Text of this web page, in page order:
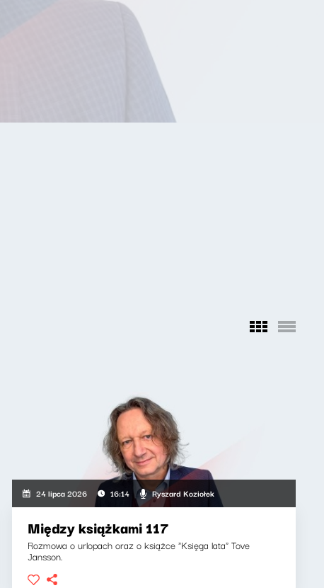
24 lipca 2026 16:14 Ryszard Koziołek
Między książkami 117
Rozmowa o urlopach oraz o książce "Księga lata" Tove
Jansson.